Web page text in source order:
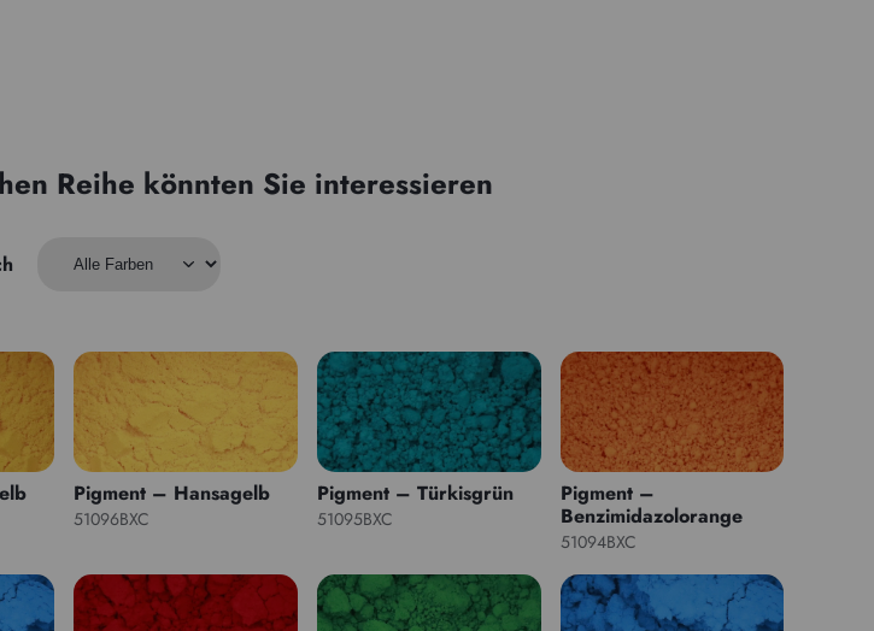
Reihe könnten Sie interessieren
Pigment – Hansagelb
51096BXC
Pigment – Türkisgrün
51095BXC
Pigment –
Benzimidazolorange
51094BXC